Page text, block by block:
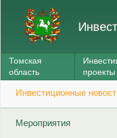
Томская
область
проекты
Инвестиционные
Мероприятия